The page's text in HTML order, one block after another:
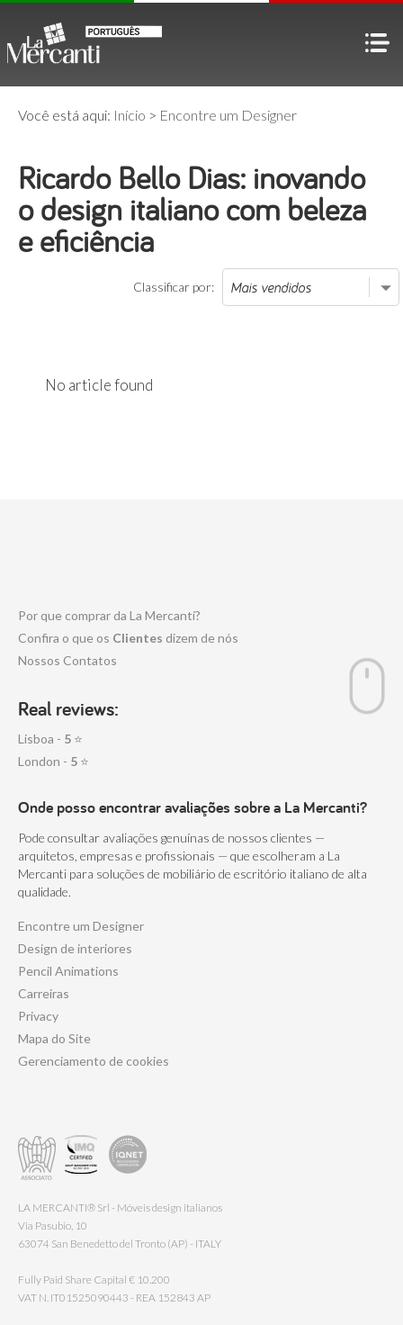
Você está aqui: Início > Encontre um Designer
Ricardo Bello Dias: inovando
o design italiano com beleza
e eficiência
Classificar por:
No article found
Por que comprar da La Mercanti?
Confira o que os Clientes dizem de nós
Nossos Contatos
Real reviews:
Lisboa - 5 ⭐
London - 5 ⭐
Onde posso encontrar avaliações sobre a La Mercanti?
Pode consultar avaliações genuínas de nossos clientes —
arquitetos, empresas e profissionais — que escolheram a La
Mercanti para soluções de mobiliário de escritório italiano de alta
qualidade.
Encontre um Designer
Design de interiores
Pencil Animations
Carreiras
Privacy
Mapa do Site
Gerenciamento de cookies
LA MERCANTI® Srl - Móveis design italianos
Via Pasubio, 10
63074 San Benedetto del Tronto (AP) - ITALY
Fully Paid Share Capital € 10.200
VAT N. IT01525090443 - REA 152843 AP